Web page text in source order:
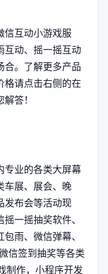
信互动小游戏服
互动、摇一摇互动
合。了解更多产品
格请点击右侧的在
答！
专业的各类大屏幕
车展、展会、晚
发布会等活动现
一摇抽奖软件、
雨、微信弹幕、
信签到抽奖等各类
制作，小程序开发